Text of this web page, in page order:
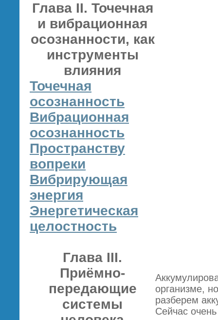
Глава II. Точечная
и вибрационная
осознанности, как
инструменты
влияния
Точечная
осознанность
Вибрационная
осознанность
Пространству
вопреки
Вибрирующая
энергия
Энергетическая
целостность
Глава III.
Приёмно-
передающие
системы
организме,
разберем
Сейчас